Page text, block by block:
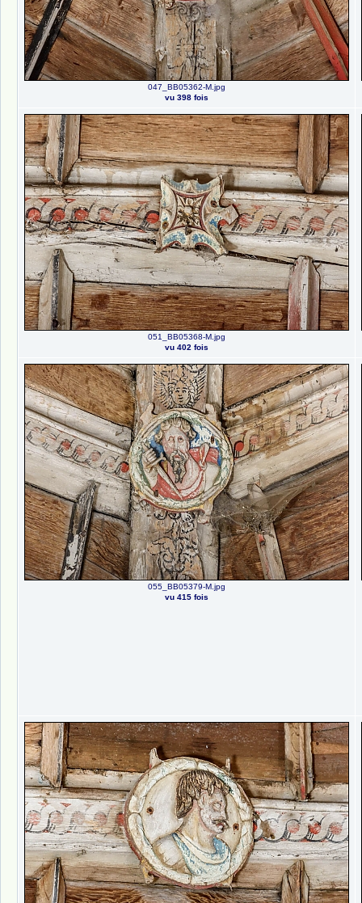
047_BB05362-M.jpg
vu 398 fois
051_BB05368-M.jpg
vu 402 fois
055_BB05379-M.jpg
vu 415 fois